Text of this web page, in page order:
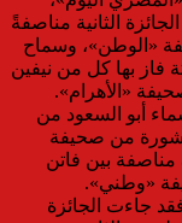
الثانية مناصفةً
«الوطن»، وسماح
فاز بها كل من نيفين
«الأهرام».
أبو السعود من
من صحيفة
مناصفة بين فاتن
«وطني».
جاءت الجائزة